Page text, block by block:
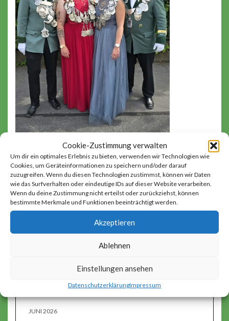
Cookie-Zustimmung verwalten
Um dir ein optimales Erlebnis zu bieten, verwenden wir Technologien wie
Cookies, um Geräteinformationen zu speichern und/oder darauf
zuzugreifen. Wenn du diesen Technologien zustimmst, können wir Daten
wie das Surfverhalten oder eindeutige IDs auf dieser Website verarbeiten.
Wenn du deine Zustimmung nicht erteilst oder zurückziehst, können
bestimmte Merkmale und Funktionen beeinträchtigt werden.
Akzeptieren
Ablehnen
Einstellungen ansehen
DatenschutzerklärungImpressum
Von links nach rechts: Florian Schiefer (Bruderschaft Reusrath),
Saskia Fröhlich (Schützenverein Langenfeld 1834), Anna-Lena
Schneider (Bruderschaft Mehlbruch-Gieslenberg), Patrick Beilmann
Allgemein
JUNI 2026